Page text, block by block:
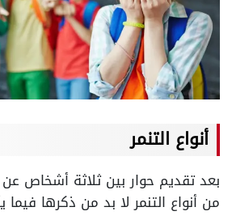
أنواع التنمر
بعد تقديم حوار بين ثلاثة أشخاص عن
من أنواع التنمر لا بد من ذكرها فيما